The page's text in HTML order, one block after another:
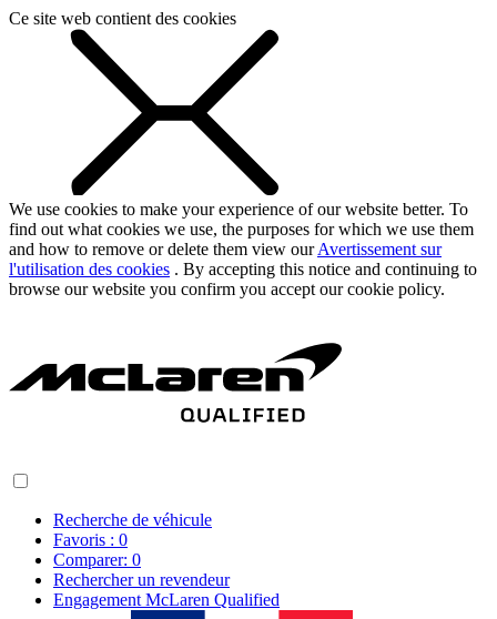
Ce site web contient des cookies
We use cookies to make your experience of our website better. To
find out what cookies we use, the purposes for which we use them
and how to remove or delete them view ourAvertissement sur
l'utilisation des cookies . By accepting this notice and continuing to
browse our website you confirm you accept our cookie policy.
Recherche de véhicule
Favoris : 0
Comparer: 0
Rechercher un revendeur
Engagement McLaren Qualified